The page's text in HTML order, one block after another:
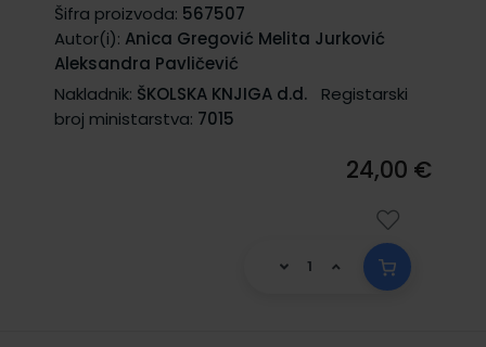
Šifra proizvoda: 567507
Autor(i): Anica Gregović Melita Jurković
Aleksandra Pavličević
Nakladnik: ŠKOLSKA KNJIGA d.d.
Registarski
broj ministarstva: 7015
24,00 €